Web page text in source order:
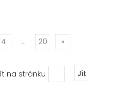
4 ... 20 »
na stránku Jít